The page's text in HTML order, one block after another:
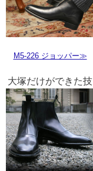
M5-226 ジョッパー≫
大塚だけができた技